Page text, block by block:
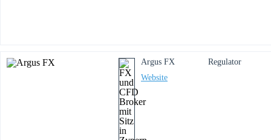
Argus FX
Website
Regulator